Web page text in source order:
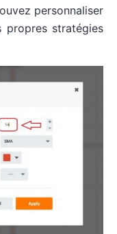
personnaliser
stratégies